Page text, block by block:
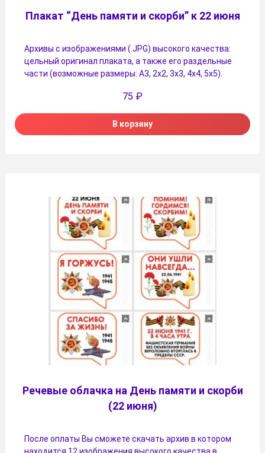
Плакат “День памяти и скорби” к 22 июня
Архивы с изображениями (.JPG) высокого качества:
цельный оригинал плаката, а также его раздельные
части (возможные размеры: А3, 2х2, 3х3, 4х4, 5х5).
75 ₽
В корзину
Речевые облачка на День памяти и скорби
(22 июня)
После оплаты Вы сможете скачать архив в котором
находится 12 изображения высокого качества в